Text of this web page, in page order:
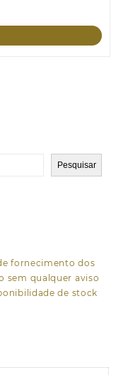
Pesquisar
fornecimento dos
sem qualquer aviso
de stock